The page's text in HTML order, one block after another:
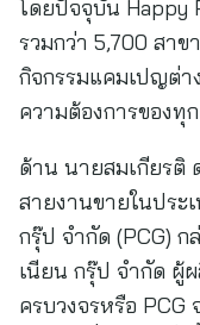
โดยปัจจุบัน Happy
รวมกว่า 5,700 สา
กิจกรรมแคมเปญต่า
ความต้องการของทุ
ด้าน นายสมเกียรติ
สายงานขายในประ
กรุ๊ป จำกัด (PCG) ก
เนียน กรุ๊ป จำกัด ผู้
ครบวงจรหรือ PCG